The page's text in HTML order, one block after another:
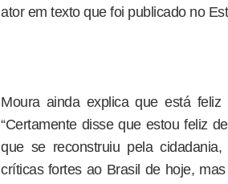
ator em texto que foi publicado no
Moura ainda explica que está
“Certamente disse que estou feliz
que se reconstruiu pela
críticas fortes ao Brasil de hoje,